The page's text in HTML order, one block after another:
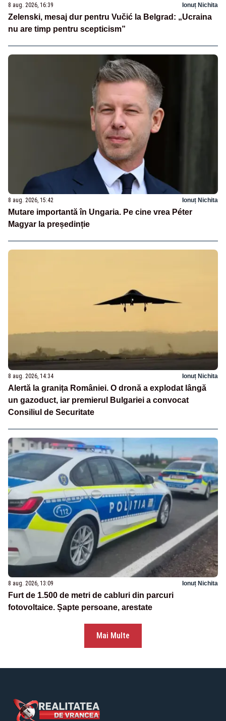
8 aug. 2026, 16:39 Ionuț Nichita
Zelenski, mesaj dur pentru Vučić la Belgrad: „Ucraina
nu are timp pentru scepticism”
8 aug. 2026, 15:42 Ionuț Nichita
Mutare importantă în Ungaria. Pe cine vrea Péter
Magyar la președinție
8 aug. 2026, 14:34 Ionuț Nichita
Alertă la granița României. O dronă a explodat lângă
un gazoduct, iar premierul Bulgariei a convocat
Consiliul de Securitate
8 aug. 2026, 13:09 Ionuț Nichita
Furt de 1.500 de metri de cabluri din parcuri
fotovoltaice. Șapte persoane, arestate
Mai Multe